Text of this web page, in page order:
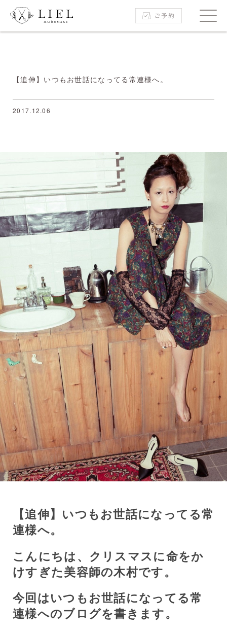
【追伸】いつもお世話になってる常連様へ。
2017.12.06
【追伸】いつもお世話になってる常
連様へ。
こんにちは、クリスマスに命をか
けすぎた美容師の木村です。
今回はいつもお世話になってる常
連様へのブログを書きます。